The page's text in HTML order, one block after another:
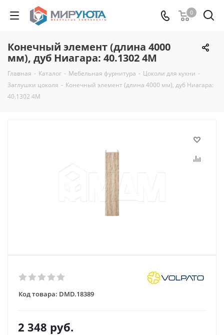
0
Конечный элемент (длина 4000
мм), дуб Ниагара: 40.1302 4M
Главная - Каталог - Мебельная фурнитура - Цоколи для кухни -
Заглушки цоколя - Конечный элемент (длина 4000 мм), дуб Ниагара:
40.1302 4M
Код товара: DMD.18389
2 348 руб.